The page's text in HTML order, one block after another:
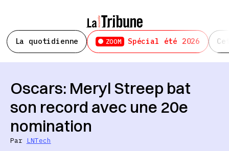
La quotidienne ZOOM Spécial été 2026
Oscars: Meryl Streep bat
son record avec une 20e
nomination
Par LNTech